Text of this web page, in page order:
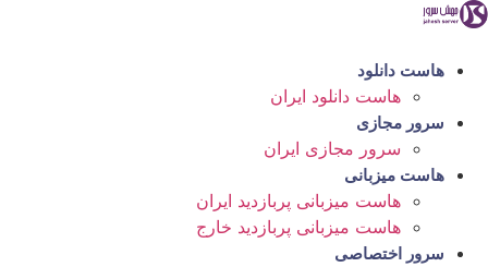
پرش
محتوا
هاست دانلود
هاست دانلود ایران
سرور مجازی
سرور مجازی ایران
هاست میزبانی
هاست میزبانی پربازدید ایران
هاست میزبانی پربازدید خارج
سرور اختصاصی